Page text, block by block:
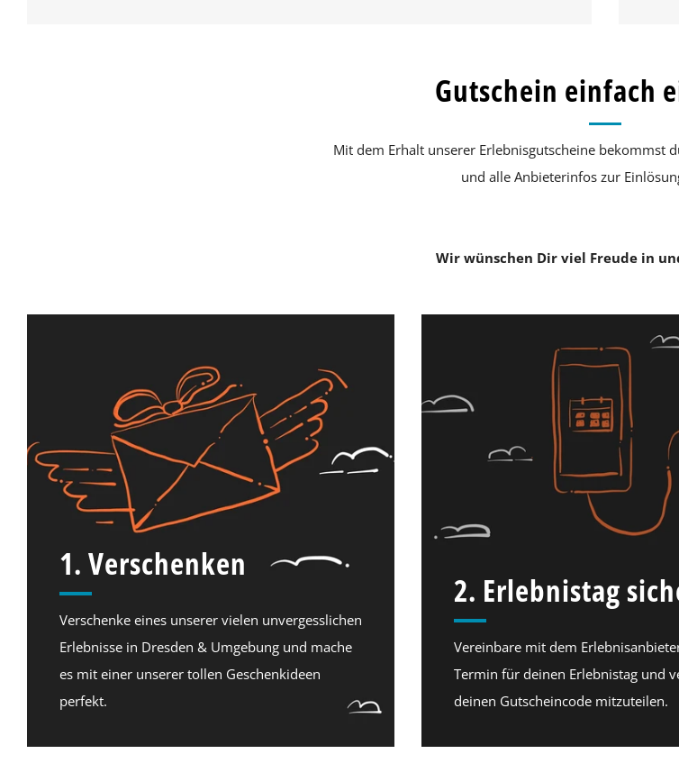
Gutschein einfach
Mit dem Erhalt unserer Erlebnisgutscheine bekommst
und alle Anbieterinfos zur
Wir wünschen Dir viel Freude in
1. Verschenken
Verschenke eines unserer vielen unvergesslichen
Erlebnisse in Dresden & Umgebung und mache
es mit einer unserer tollen Geschenkideen
perfekt.
2. Erlebnistag
Vereinbare mit dem
Termin für deinen Erlebnistag und
deinen Gutscheincode mitzuteilen.